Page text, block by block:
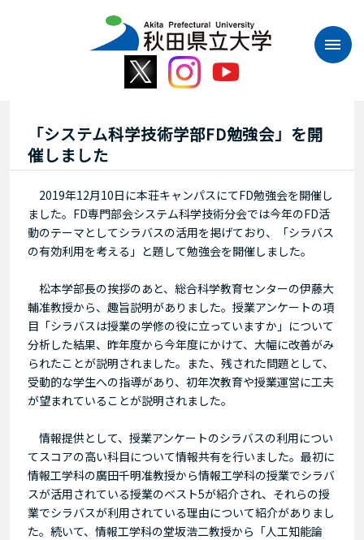
「システム科学技術学部FD勉強会」を開
催しました
2019年12月10日に本荘キャンパスにてFD勉強会を開催し
ました。FD専門部会システム科学技術分会では今年のFD活
動のテーマとしてシラバスの活用を掲げており、「シラバス
の有効利用を考える」と題して勉強会を開催しました。
松本学部長の挨拶のあと、総合科学教育センターの伊藤大
輔准教授から、趣旨説明がありました。授業アンケートの項
目「シラバスは授業の学修の役に立っていますか」について
分析した結果、昨年度から今年度にかけて、大幅に改善がみ
られたことが説明されました。また、残された問題として、
受動的な学生への指導があり、初年次教育や授業運営に工夫
が望まれていることが説明されました。
情報提供として、授業アンケートのシラバスの利用につい
てスコアの高い科目について情報共有を行いました。最初に
情報工学科の廣田千明准教授から情報工学科の授業でシラバ
スが活用されている授業のベスト5が紹介され、それらの授
業でシラバスが利用されている理由について紹介がありまし
た。続いて、情報工学科の堂坂浩二教授から「人工知能論